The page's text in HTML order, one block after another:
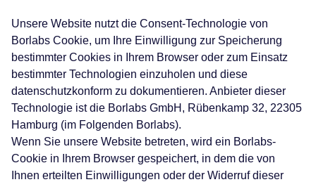
Unsere Website nutzt die Consent-Technologie von
Borlabs Cookie, um Ihre Einwilligung zur Speicherung
bestimmter Cookies in Ihrem Browser oder zum Einsatz
bestimmter Technologien einzuholen und diese
datenschutzkonform zu dokumentieren. Anbieter dieser
Technologie ist die Borlabs GmbH, Rübenkamp 32, 22305
Hamburg (im Folgenden Borlabs).
Wenn Sie unsere Website betreten, wird ein Borlabs-
Cookie in Ihrem Browser gespeichert, in dem die von
Ihnen erteilten Einwilligungen oder der Widerruf dieser